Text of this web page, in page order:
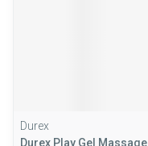
Durex
Durex Play Gel Massage